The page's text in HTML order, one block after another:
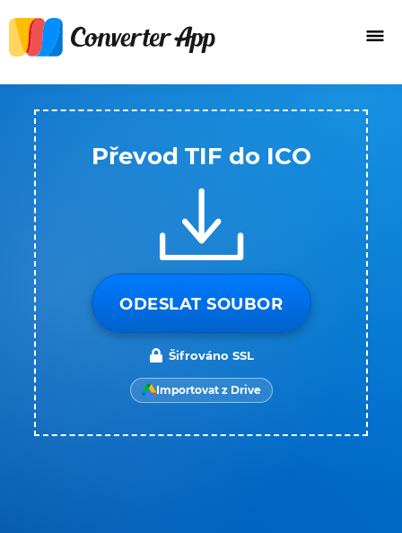
Převod TIF do ICO
ODESLAT SOUBOR
Šifrováno SSL
Importovat z Drive